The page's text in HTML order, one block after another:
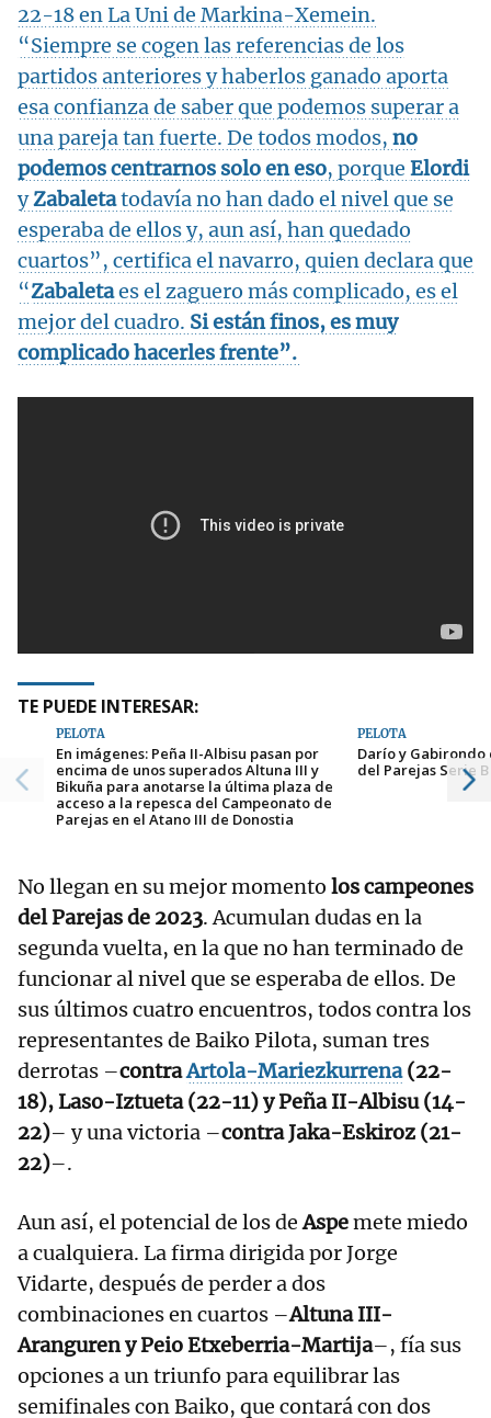
22-18 en La Uni de Markina-Xemein.
“Siempre se cogen las referencias de los
partidos anteriores y haberlos ganado aporta
esa confianza de saber que podemos superar a
una pareja tan fuerte. De todos modos, no
podemos centrarnos solo en eso, porque Elordi
yZabaletatodavía no han dado el nivel que se
esperaba de ellos y, aun así, han quedado
cuartos”, certifica el navarro, quien declara que
“Zabaletaes el zaguero más complicado, es el
mejor del cuadro. Si están finos, es muy
complicado hacerles frente”.
TE PUEDE INTERESAR:
PELOTA
En imágenes: Peña II-Albisu pasan por
encima de unos superados Altuna III y
Bikuña para anotarse la última plaza de
acceso a la repesca del Campeonato de
Parejas en el Atano III de Donostia
PELOTA
Darío y
del Parejas Serie B
No llegan en su mejor momento los campeones
del Parejas de 2023. Acumulan dudas en la
segunda vuelta, en la que no han terminado de
funcionar al nivel que se esperaba de ellos. De
sus últimos cuatro encuentros, todos contra los
representantes de Baiko Pilota, suman tres
derrotas –contraArtola-Mariezkurrena(22-
18), Laso-Iztueta (22-11) y Peña II-Albisu (14-
22)– y una victoria –contra Jaka-Eskiroz (21-
22)–.
Aun así, el potencial de los deAspemete miedo
a cualquiera. La firma dirigida por Jorge
Vidarte, después de perder a dos
combinaciones en cuartos –Altuna III-
Aranguren y Peio Etxeberria-Martija–, fía sus
opciones a un triunfo para equilibrar las
semifinales con Baiko, que contará con dos